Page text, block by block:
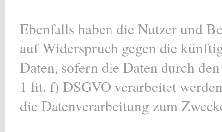
Ebenfalls haben die Nutzer und
auf Widerspruch gegen die
Daten, sofern die Daten durch
1 lit. f) DSGVO verarbeitet
die Datenverarbeitung zum